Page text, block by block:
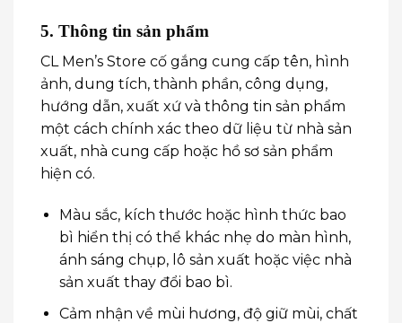
5. Thông tin sản phẩm
CL Men’s Store cố gắng cung cấp tên, hình
ảnh, dung tích, thành phần, công dụng,
hướng dẫn, xuất xứ và thông tin sản phẩm
một cách chính xác theo dữ liệu từ nhà sản
xuất, nhà cung cấp hoặc hồ sơ sản phẩm
hiện có.
Màu sắc, kích thước hoặc hình thức bao
bì hiển thị có thể khác nhẹ do màn hình,
ánh sáng chụp, lô sản xuất hoặc việc nhà
sản xuất thay đổi bao bì.
Cảm nhận về mùi hương, độ giữ mùi, chất